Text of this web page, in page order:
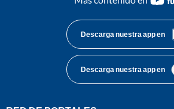
Descarga nuestra app en
Descarga nuestra app en